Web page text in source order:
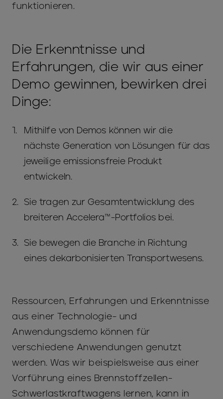
funktionieren.
Die Erkenntnisse und
Erfahrungen, die wir aus einer
Demo gewinnen, bewirken drei
Dinge:
Mithilfe von Demos können wir die
nächste Generation von Lösungen für das
jeweilige emissionsfreie Produkt
entwickeln.
Sie tragen zur Gesamtentwicklung des
breiteren Accelera™-Portfolios bei.
Sie bewegen die Branche in Richtung
eines dekarbonisierten Transportwesens.
Ressourcen, Erfahrungen und Erkenntnisse
aus einer Technologie- und
Anwendungsdemo können für
verschiedene Anwendungen genutzt
werden. Was wir beispielsweise aus einer
Vorführung eines Brennstoffzellen-
Schwerlastkraftwagens lernen, kann in